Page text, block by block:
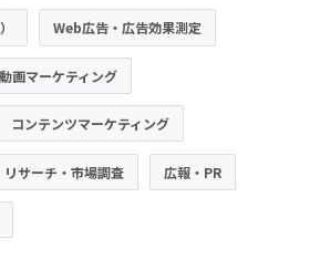
Web広告・広告効果測定
動画マーケティング
コンテンツマーケティング
リサーチ・市場調査 広報・PR